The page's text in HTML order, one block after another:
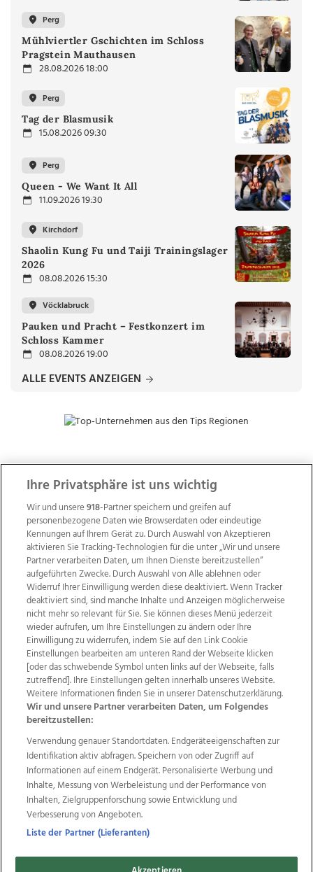
Perg
Mühlviertler Gschichten im Schloss
Pragstein Mauthausen
28.08.2026 18:00
Perg
Tag der Blasmusik
15.08.2026 09:30
Perg
Queen - We Want It All
11.09.2026 19:30
Kirchdorf
Shaolin Kung Fu und Taiji Trainingslager
2026
08.08.2026 15:30
Vöcklabruck
Pauken und Pracht – Festkonzert im
Schloss Kammer
08.08.2026 19:00
ALLE EVENTS ANZEIGEN
ZUR NACHRICHTENÜBERSICHT
Wir über uns Mediadaten Kontakt
Jobs
Datenschutz
Impressum
AGB Anzeigekunden
AGB Website
Ehrenkodex Politische Werbung
Weitere Angebote des Medienhauses Wimmer
TV1 di-mog-i.at OÖNow
Ischler Woche
Life Radio
OÖNachrichten
OÖN Immobilien
OÖN Karriere
OÖN Reise
Promenaden Galerien
Regionaljobs
wasistlos.at
Ihre Privatsphäre ist uns wichtig
Wir und unsere918-Partner speichern und greifen auf
personenbezogene Daten wie Browserdaten oder eindeutige
Kennungen auf Ihrem Gerät zu. Durch Auswahl von Akzeptieren
aktivieren Sie Tracking-Technologien für die unter „Wir und unsere
Partner verarbeiten Daten, um Ihnen Dienste bereitzustellen“
aufgeführten Zwecke. Durch Auswahl von Alle ablehnen oder
Widerruf Ihrer Einwilligung werden diese deaktiviert. Wenn Tracker
deaktiviert sind, sind manche Inhalte und Anzeigen möglicherweise
nicht mehr so relevant für Sie. Sie können dieses Menü jederzeit
wieder aufrufen, um Ihre Einstellungen zu ändern oder Ihre
Einwilligung zu widerrufen, indem Sie auf den Link Cookie
Einstellungen bearbeiten am unteren Rand der Webseite klicken
[oder das schwebende Symbol unten links auf der Webseite, falls
zutreffend]. Ihre Einstellungen gelten innerhalb unseres Website.
Weitere Informationen finden Sie in unserer Datenschutzerklärung.
Wir und unsere Partner verarbeiten Daten, um Folgendes
bereitzustellen:
Verwendung genauer Standortdaten. Endgeräteeigenschaften zur
Identifikation aktiv abfragen. Speichern von oder Zugriff auf
Informationen auf einem Endgerät. Personalisierte Werbung und
Inhalte, Messung von Werbeleistung und der Performance von
Inhalten, Zielgruppenforschung sowie Entwicklung und
Verbesserung von Angeboten.
Liste der Partner (Lieferanten)